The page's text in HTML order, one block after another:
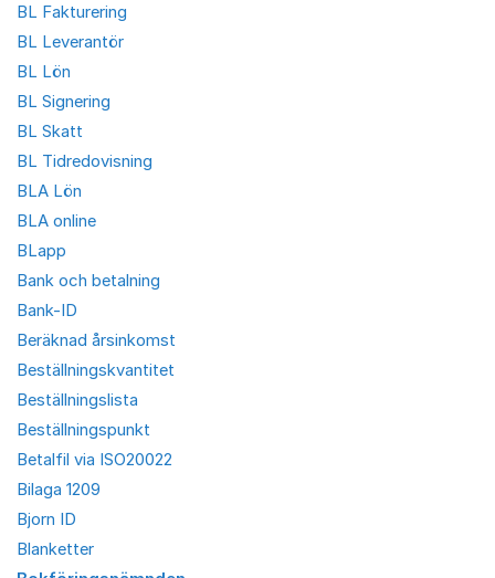
BL Fakturering
BL Leverantör
BL Lön
BL Signering
BL Skatt
BL Tidredovisning
BLA Lön
BLA online
BLapp
Bank och betalning
Bank-ID
Beräknad årsinkomst
Beställningskvantitet
Beställningslista
Beställningspunkt
Betalfil via ISO20022
Bilaga 1209
Bjorn ID
Blanketter